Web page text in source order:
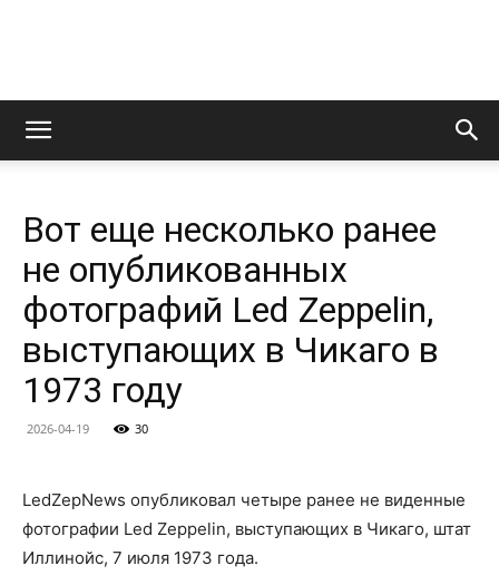
LedZeppelin.Ru
Вот еще несколько ранее
не опубликованных
фотографий Led Zeppelin,
выступающих в Чикаго в
1973 году
2026-04-19 30
LedZepNews опубликовал четыре ранее не виденные
фотографии Led Zeppelin, выступающих в Чикаго, штат
Иллинойс, 7 июля 1973 года.